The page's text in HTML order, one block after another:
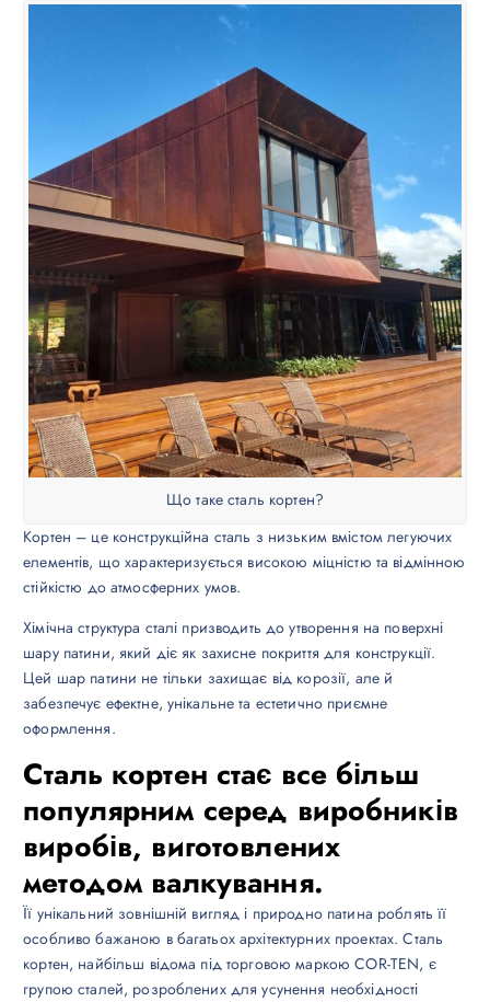
Що таке сталь кортен?
Кортен – це конструкційна сталь з низьким вмістом легуючих
елементів, що характеризується високою міцністю та відмінною
стійкістю до атмосферних умов.
Хімічна структура сталі призводить до утворення на поверхні
шару патини, який діє як захисне покриття для конструкції.
Цей шар патини не тільки захищає від корозії, але й
забезпечує ефектне, унікальне та естетично приємне
оформлення.
Сталь кортен стає все більш
популярним серед виробників
виробів, виготовлених
методом валкування.
Її унікальний зовнішній вигляд і природно патина роблять її
особливо бажаною в багатьох архітектурних проектах. Сталь
кортен, найбільш відома під торговою маркою COR-TEN, є
групою сталей, розроблених для усунення необхідності